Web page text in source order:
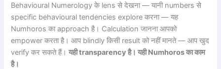
Behavioural Numerology के lens से देखना — यानी numbers से
specific behavioural tendencies explore करना — यह
Numhoros का approach है। Calculation जानना आपको
empower करता है। आप blindly किसी result को नहीं मानते — आप खुद
verify कर सकते हैं।यही transparency है। यही Numhoros का काम
है।